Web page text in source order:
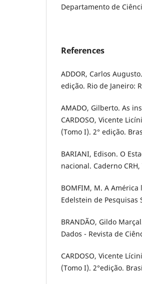
Departamento de
References
ADDOR, Carlos
edição. Rio de Janeiro:
AMADO, Gilberto. As
CARDOSO, Vicente
(Tomo I). 2° edição.
BARIANI, Edison. O
nacional. Caderno
BOMFIM, M. A
Edelstein de Pesquisas
BRANDÃO, Gildo
Dados - Revista de
CARDOSO, Vicente
(Tomo I). 2°edição.